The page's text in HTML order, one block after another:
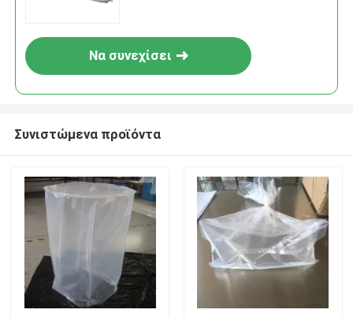
Να συνεχίσει
Συνιστώμενα προϊόντα